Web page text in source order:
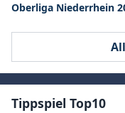
Oberliga Niederrhein
Tippspiel Top10